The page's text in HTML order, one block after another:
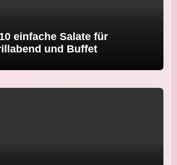
einfache Salate für
und Buffet